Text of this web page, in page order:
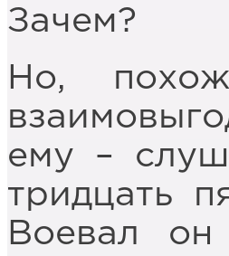
Зачем?
Но,
ему –
тридцать
Воевал